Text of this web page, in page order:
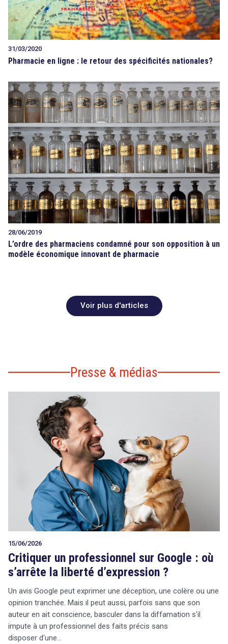
31/03/2020
Pharmacie en ligne : le retour des spécificités nationales?
28/06/2019
L’ordre des pharmaciens condamné pour son opposition à un
modèle économique innovant de pharmacie
Voir plus d'articles
Presse & médias
15/06/2026
Critiquer un professionnel sur Google : où
s’arrête la liberté d’expression ?
Un avis Google peut exprimer une déception, une colère ou une
opinion tranchée. Mais il peut aussi, parfois sans que son
auteur en ait conscience, basculer dans la diffamation s'il
impute à un professionnel des faits précis sans
disposer d'une…